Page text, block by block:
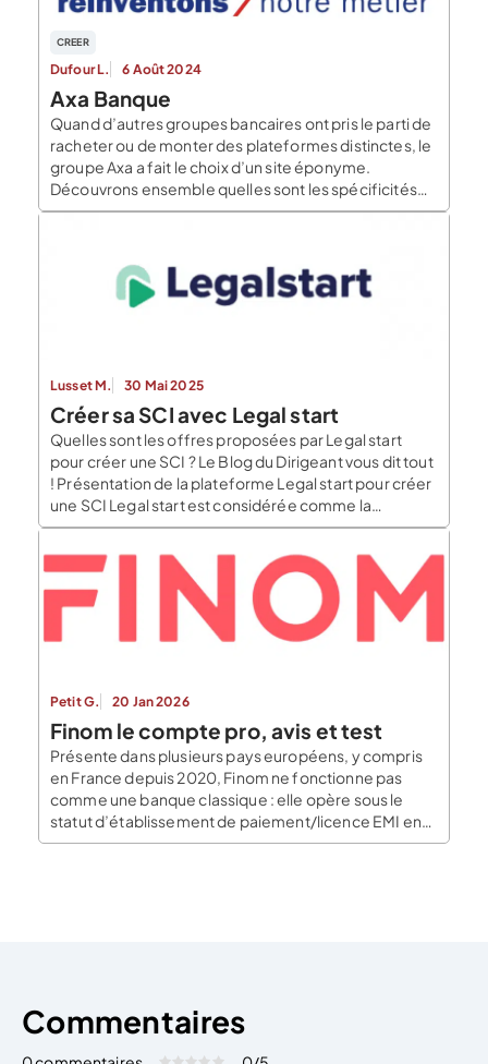
CREER
Dufour L. 6 Août 2024
Axa Banque
Quand d’autres groupes bancaires ont pris le parti de
racheter ou de monter des plateformes distinctes, le
groupe Axa a fait le choix d’un site éponyme.
Découvrons ensemble quelles sont les spécificités
de cette banque en ligne, ainsi que son historique.
Lusset M. 30 Mai 2025
Créer sa SCI avec Legal start
Quelles sont les offres proposées par Legal start
pour créer une SCI ? Le Blog du Dirigeant vous dit tout
! Présentation de la plateforme Legal start pour créer
une SCI Legal start est considérée comme la
plateforme leader du marché parmi les LegalTech.
Aidan, […]
Petit G. 20 Jan 2026
Finom le compte pro, avis et test
Présente dans plusieurs pays européens, y compris
en France depuis 2020, Finom ne fonctionne pas
comme une banque classique : elle opère sous le
statut d’établissement de paiement/licence EMI en
partenariat avec des acteurs bancaires certifiés pour
Commentaires